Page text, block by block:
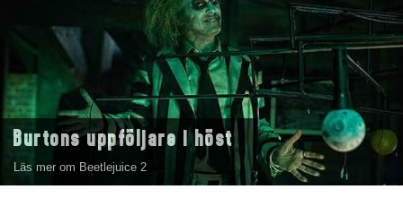
Burtons uppföljare i höst
Läs mer om Beetlejuice 2